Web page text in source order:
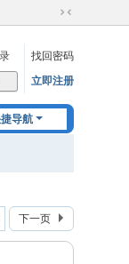
切
到
窄
找回密码
立即注册
导航
下一页